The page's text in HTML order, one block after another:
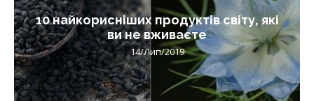
10 найкорисніших продуктів світу, які
ви не вживаєте
14/Лип/2019